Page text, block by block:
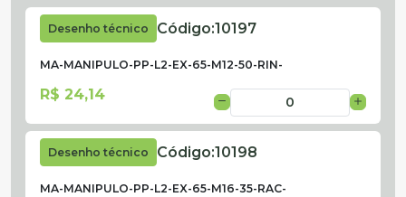
Desenho técnico Código:10197
MA-MANIPULO-PP-L2-EX-65-M12-50-RIN-
R$ 24,14
Desenho técnico Código:10198
MA-MANIPULO-PP-L2-EX-65-M16-35-RAC-